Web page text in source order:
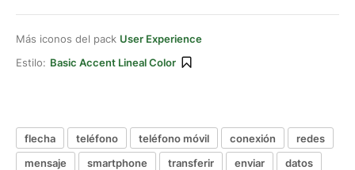
Más iconos del pack User Experience
Estilo: Basic Accent Lineal Color
flecha teléfono teléfono móvil conexión
redes
mensaje
smartphone transferir enviar
datos